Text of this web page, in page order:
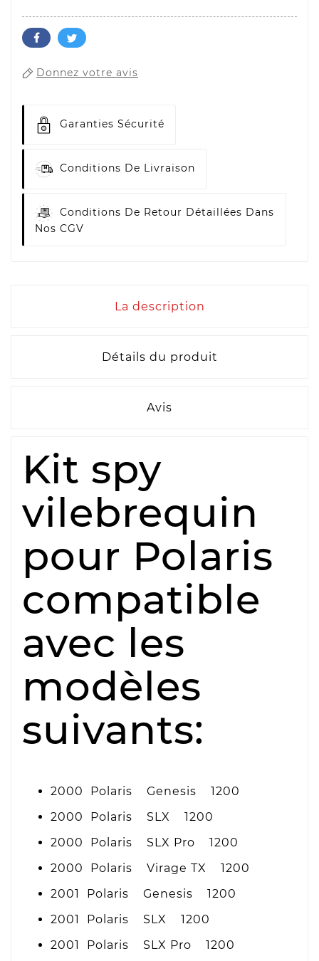
Donnez votre avis
Garanties Sécurité
Conditions De Livraison
Conditions De Retour Détaillées Dans
Nos CGV
La description
Détails du produit
Avis
Kit spy
vilebrequin
pour Polaris
compatible
avec les
modèles
suivants:
2000 Polaris Genesis 1200
2000 Polaris SLX 1200
2000 Polaris SLX Pro 1200
2000 Polaris Virage TX 1200
2001 Polaris Genesis 1200
2001 Polaris SLX 1200
2001 Polaris SLX Pro 1200